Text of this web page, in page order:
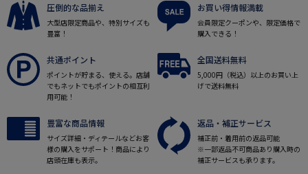
圧倒的な品揃え
大型店限定商品や、特別サイズも
豊富！
お買い得情報満載
会員限定クーポンや、限定価格で
購入できる！
共通ポイント
ポイントが貯まる、使える。店舗
でもネットでもポイントの相互利
用可能！
全国送料無料
5,000円（税込）以上のお買い上
げで送料無料
豊富な商品情報
サイズ詳細・ディテールなどお客
様の購入をサポート！商品により
店頭在庫も表示。
返品・補正サービス
補正前・着用前の返品可能
※一部返品不可商品あり購入時の
補正サービスも承ります。